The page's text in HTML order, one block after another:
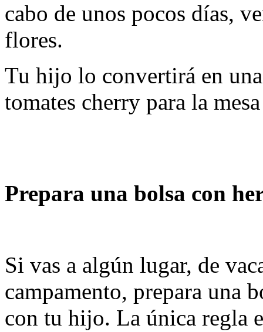
cabo de unos pocos días,
flores.
Tu hijo lo convertirá en
tomates cherry para la
Prepara una bolsa con
Si vas a algún lugar, de
campamento, prepara una
con tu hijo. La única regla